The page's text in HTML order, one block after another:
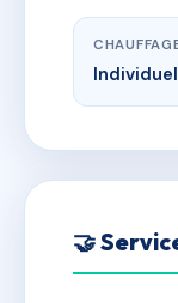
Individuel
🤝